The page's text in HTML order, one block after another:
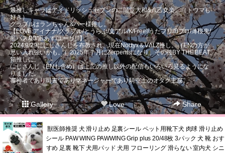
最推しキャラはアイドリッシュセブンの二階堂大和&八乙女楽。（トウマも
好き）
グラブルはランちゃん&パー様推し。
【LOVE:アイナナ/グラブル/とうらぶ/文アル/K/Free!/うたプリ/Bプロ/薄桜鬼/
黒バス/00/凪あす/ユーリ!!!】
2024.9/29ににじさんじを布教され、現在Noctyx＆VΔLZ推し。（ENの方が
思い入れ強いかも。）2025年７月にZerpentsになり、その後BY THE BEAT
箱推しに。
にじさんじ（ENも含め）は上記の推し以外の配信もいろいろ見るようにな
りました。
審神者であり司書でありマネージャーであり騎空士のオタク主腐。
Gallery Love Share
獣医師推奨 犬 滑り止め 足裏シール ペット用靴下犬 肉球 滑り止め
シール PAW WING PAWWING Grip plus 20/48枚 3パック 犬 靴 おす
すめ 足裏 靴下 犬用パッド 犬用 フローリング 滑らない 室内犬 シニ